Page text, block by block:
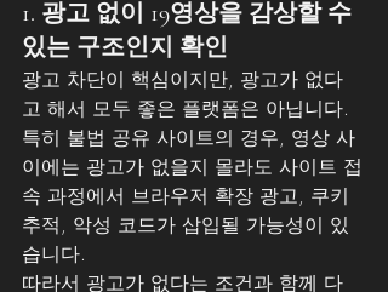
1. 광고 없이 19영상을 감상할 수
있는 구조인지 확인
광고 차단이 핵심이지만, 광고가 없다
고 해서 모두 좋은 플랫폼은 아닙니다.
특히 불법 공유 사이트의 경우, 영상 사
이에는 광고가 없을지 몰라도 사이트 접
속 과정에서 브라우저 확장 광고, 쿠키
추적, 악성 코드가 삽입될 가능성이 있
습니다.
따라서 광고가 없다는 조건과 함께 다